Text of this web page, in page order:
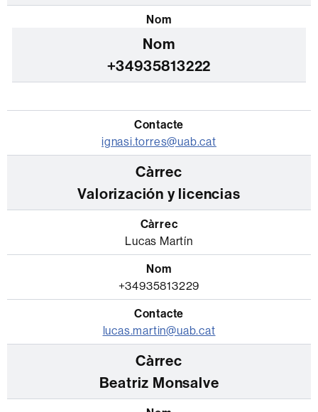
+34935813222
ignasi.torres@uab.cat
Valorización y licencias
Lucas Martín
+34935813229
lucas.martin@uab.cat
Beatriz Monsalve